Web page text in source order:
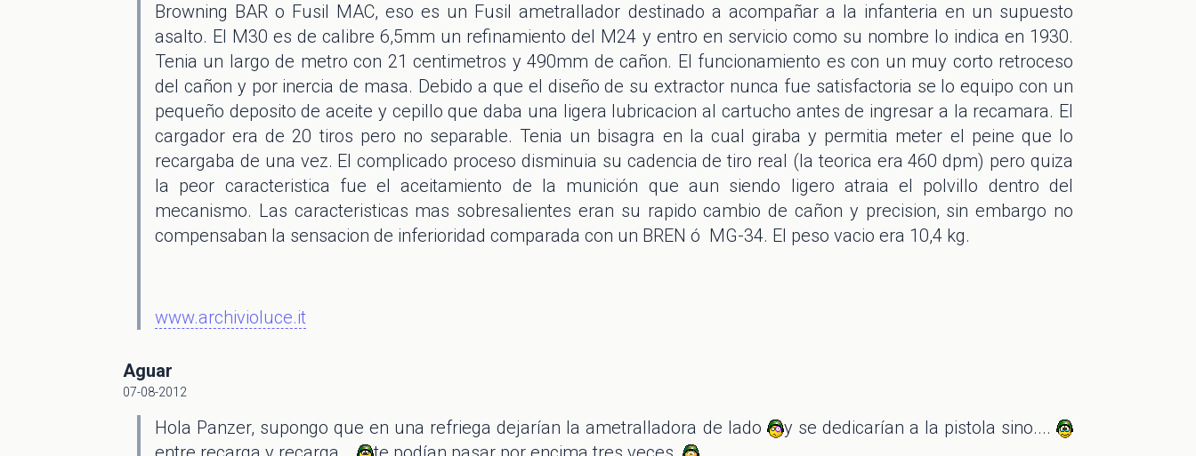
Browning BAR o Fusil MAC, eso es un Fusil ametrallador destinado a acompañar a la infanteria en un supuesto
asalto. El M30 es de calibre 6,5mm un refinamiento del M24 y entro en servicio como su nombre lo indica en 1930.
Tenia un largo de metro con 21 centimetros y 490mm de cañon. El funcionamiento es con un muy corto retroceso
del cañon y por inercia de masa. Debido a que el diseño de su extractor nunca fue satisfactoria se lo equipo con un
pequeño deposito de aceite y cepillo que daba una ligera lubricacion al cartucho antes de ingresar a la recamara. El
cargador era de 20 tiros pero no separable. Tenia un bisagra en la cual giraba y permitia meter el peine que lo
recargaba de una vez. El complicado proceso disminuia su cadencia de tiro real (la teorica era 460 dpm) pero quiza
la peor caracteristica fue el aceitamiento de la munición que aun siendo ligero atraia el polvillo dentro del
mecanismo. Las caracteristicas mas sobresalientes eran su rapido cambio de cañon y precision, sin embargo no
compensaban la sensacion de inferioridad comparada con un BREN ó MG-34. El peso vacio era 10,4 kg.
www.archivioluce.it
Aguar
07-08-2012
Hola Panzer, supongo que en una refriega dejarían la ametralladora de lado
y se dedicarían a la pistola sino....